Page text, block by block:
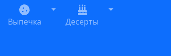
Dropdown
Выпечка
Toggle Dropdown
Десерты
Toggle Dropdown